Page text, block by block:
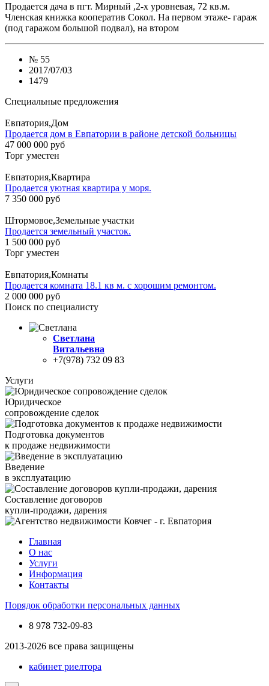
Продается дача в пгт. Мирный ,2-х уровневая, 72 кв.м.
Членская книжка кооператив Сокол. На первом этаже- гараж
(под гаражом большой подвал), на втором
№ 55
2017/07/03
1479
Специальные предложения
Евпатория,Дом
Продается дом в Евпатории в районе детской больницы
47 000 000 руб
Торг уместен
Евпатория,Квартира
Продается уютная квартира у моря.
7 350 000 руб
Штормовое,Земельные участки
Продается земельный участок.
1 500 000 руб
Торг уместен
Евпатория,Комнаты
Продается комната 18.1 кв м. с хорошим ремонтом.
2 000 000 руб
Поиск по специалисту
Светлана
Витальевна
+7(978) 732 09 83
Услуги
Юридическое
сопровождение сделок
Подготовка документов
к продаже недвижимости
Введение
в эксплуатацию
Составление договоров
купли-продажи, дарения
Главная
О нас
Услуги
Информация
Контакты
Порядок обработки персональных данных
8 978 732-09-83
2013-2026 все права защищены
кабинет риелтора